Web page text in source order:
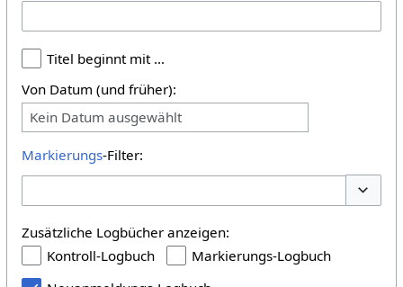
Titel beginnt mit …
Von Datum (und früher):
Kein Datum ausgewählt
Markierungs-Filter:
Zusätzliche Logbücher anzeigen:
Kontroll-Logbuch
Markierungs-Logbuch